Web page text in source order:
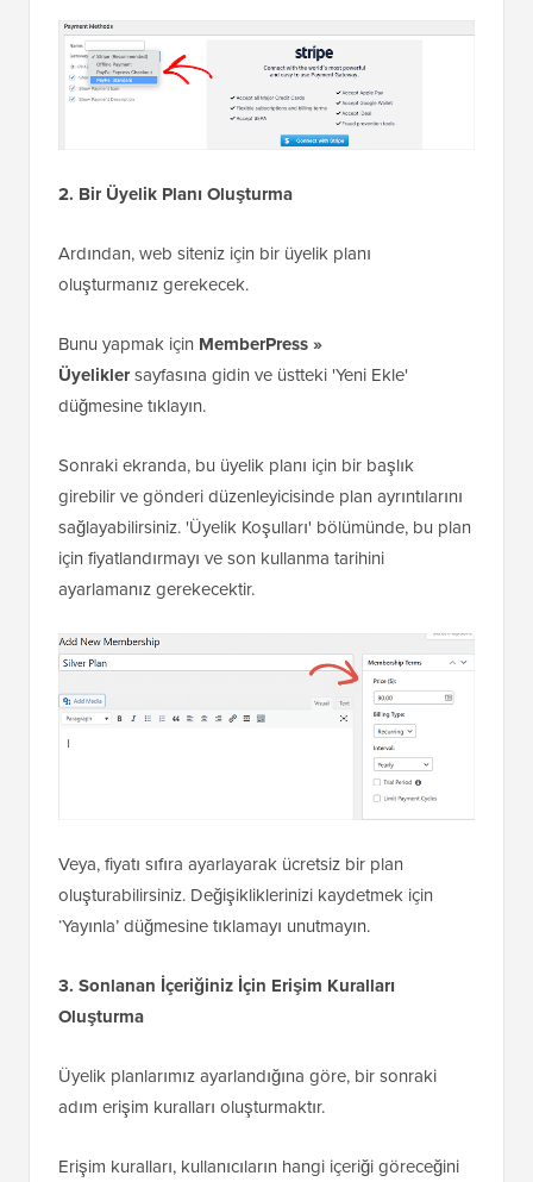
2. Bir Üyelik Planı Oluşturma
Ardından, web siteniz için bir üyelik planı
oluşturmanız gerekecek.
Bunu yapmak için MemberPress »
Üyeliklersayfasına gidin ve üstteki 'Yeni Ekle'
düğmesine tıklayın.
Sonraki ekranda, bu üyelik planı için bir başlık
girebilir ve gönderi düzenleyicisinde plan ayrıntılarını
sağlayabilirsiniz. 'Üyelik Koşulları' bölümünde, bu plan
için fiyatlandırmayı ve son kullanma tarihini
ayarlamanız gerekecektir.
Veya, fiyatı sıfıra ayarlayarak ücretsiz bir plan
oluşturabilirsiniz. Değişikliklerinizi kaydetmek için
‘Yayınla’ düğmesine tıklamayı unutmayın.
3. Sonlanan İçeriğiniz İçin Erişim Kuralları
Oluşturma
Üyelik planlarımız ayarlandığına göre, bir sonraki
adım erişim kuralları oluşturmaktır.
Erişim kuralları, kullanıcıların hangi içeriği göreceğini